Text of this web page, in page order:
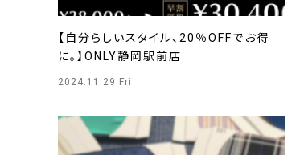
【自分らしいスタイル、20％OFFでお得
に。】ONLY静岡駅前店
2024.11.29 Fri